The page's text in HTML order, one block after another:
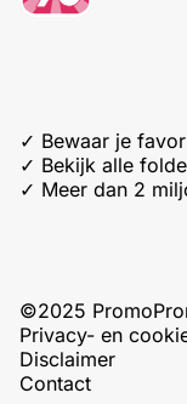
✓ Bewaar je
✓ Bekijk alle
✓ Meer dan 2
©2025
Privacy- en
Disclaimer
Contact